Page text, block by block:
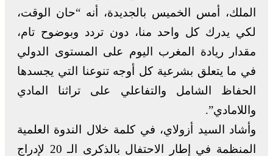
الملك، أمس الخميس بالجديدة، أنه “حان الوقت،
لكي يدرك كل واحد منا، دون تردد وبوضوح تام،
مقدار ريادة المغرب اليوم على المستوى الدولي
في ما يتعلق بشرعية كل أوجه تنوعنا التي يجسدها
الحفاظ الشامل والتفاعلي على تراثنا المادي
واللامادي”.
وأشاد السيد أزولاي، في كلمة خلال الندوة العلمية
المنظمة في إطار الاحتفال بالذكرى الـ 20 لإدراج